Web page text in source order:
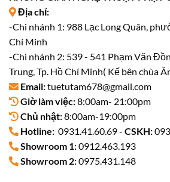
Địa chỉ:
-Chi nhánh 1: 988 Lạc Long Quân,
Chí Minh
-Chi nhánh 2: 539 - 541 Phạm Văn
Trung, Tp. Hồ Chí Minh( Kế bên chùa
Email:tuetutam678@gmail.com
Giờ làm việc:8:00am- 21:00pm
Chủ nhật:8:00am-19:00pm
Hotline: 0931.41.60.69 - CSKH:
Showroom 1:0912.463.193
Showroom 2:0975.431.148